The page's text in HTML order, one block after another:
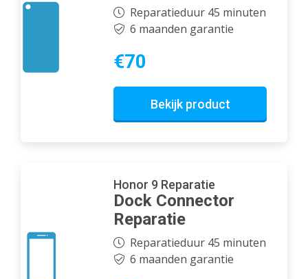
Reparatieduur 45 minuten
6 maanden garantie
€70
Bekijk product
Honor 9 Reparatie
Dock Connector
Reparatie
Reparatieduur 45 minuten
6 maanden garantie